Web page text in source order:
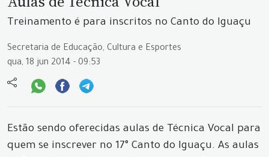
Treinamento é para inscritos no Canto do Iguaçu
Secretaria de Educação, Cultura e Esportes
qua, 18 jun 2014 - 09:53
Estão sendo oferecidas aulas de Técnica Vocal para
quem se inscrever no 17° Canto do Iguaçu. As aulas